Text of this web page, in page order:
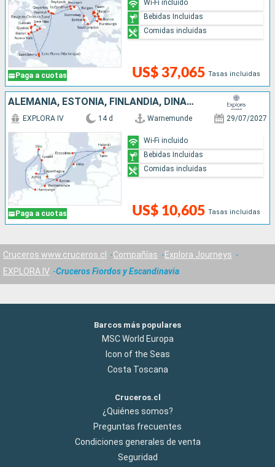
Paga a cuotas US$ 37,065 Tasas incluidas
Wi-Fi incluido
Bebidas Incluidas
Comidas incluidas
ALEMANIA, ESTONIA, FINLANDIA, DINAMARCA, SUECIA, NORUEGA
Paga a cuotas
EXPLORA IV 14 d Warnemunde 29/07/2027
US$ 10,605 Tasas incluidas
Wi-Fi incluido
Bebidas Incluidas
Comidas incluidas
Cruceros www.cruceros.cl Compañías
Explora Journeys
EXPLORA IV
Cruceros Fiordos y Escandinavia
Barcos más populares
MSC World Europa
Icon of the Seas
Costa Toscana
Cruceros.cl
¿Quiénes somos?
Preguntas frecuentes
Condiciones generales de venta
Seguridad